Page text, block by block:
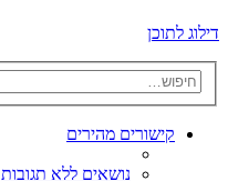
דילוג לתוכן
קישורים מהירים
נושאים ללא תגובות